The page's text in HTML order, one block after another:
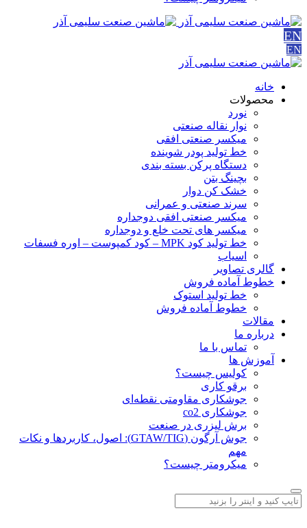
EN
EN
خانه
محصولات
نورد
نوار نقاله صنعتی
ميكسر صنعتی افقی
خط تولید پودر شوينده
دستگاه پرکن بسته بندی
بچينگ بتن
خشک کن دوار
سرند صنعتی و عمرانی
میکسر صنعتی افقی دوجداره
میکسر های تحت خلع و دوجداره
خط تولید کود MPK – کود کمپوست – اوره فسفات
اسیاب
گالری تصاویر
خطوط آماده فروش
خط تولید استوک
خطوط آماده فروش
مقالات
درباره ما
تماس با ما
آموزش ها
کولیس چیست؟
برقو کاری
جوشکاری مقاومتی نقطه‌ای
جوشکاری co2
برش لیزری در صنعت
جوش آرگون (GTAW/TIG): اصول، کاربردها و نکات
مهم
میکرومتر چیست؟